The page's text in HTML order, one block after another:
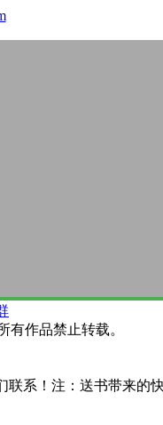
作品禁止转载。
系！注：送书带来的